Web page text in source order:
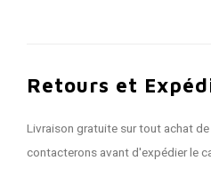
Retours et
Livraison gratuite sur tout achat
contacterons avant d'expédier le